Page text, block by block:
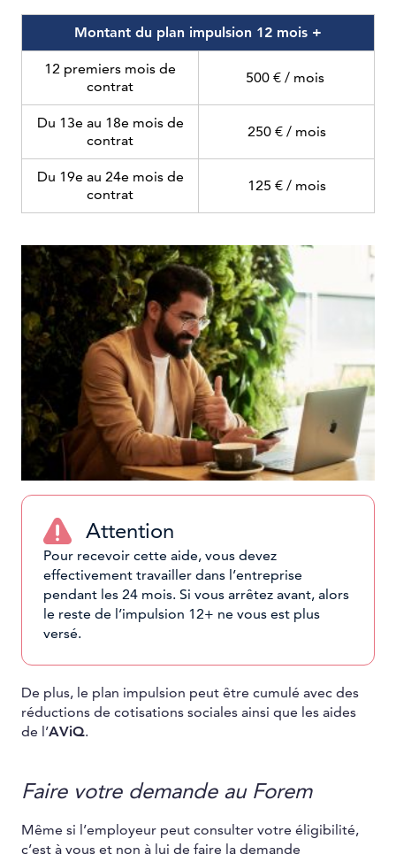
Montant du plan impulsion 12 mois +
12 premiers mois de
contrat
500 € / mois
Du 13e au 18e mois de
contrat
250 € / mois
Du 19e au 24e mois de
contrat
125 € / mois
Attention
Pour recevoir cette aide, vous devez
effectivement travailler dans l’entreprise
pendant les 24 mois. Si vous arrêtez avant, alors
le reste de l’impulsion 12+ ne vous est plus
versé.
De plus, le plan impulsion peut être cumulé avec des
réductions de cotisations sociales ainsi que les aides
de l’AViQ.
Faire votre demande au Forem
Même si l’employeur peut consulter votre éligibilité,
c’est à vous et non à lui de faire la demande